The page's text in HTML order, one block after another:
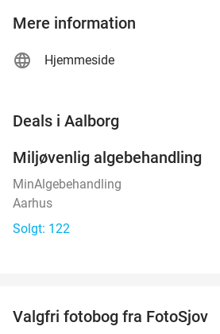
Mere information
Hjemmeside
Deals i Aalborg
Miljøvenlig algebehandling
MinAlgebehandling
Aarhus
Solgt: 122
Valgfri fotobog fra FotoSjov